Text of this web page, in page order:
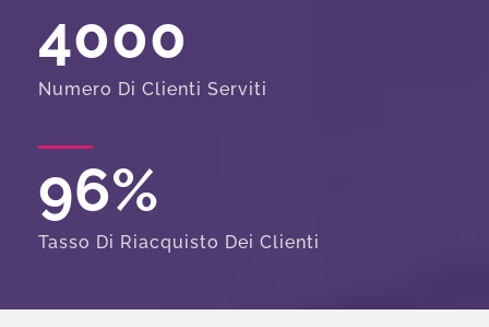
4000
Numero Di Clienti Serviti
96%
Tasso Di Riacquisto Dei Clienti